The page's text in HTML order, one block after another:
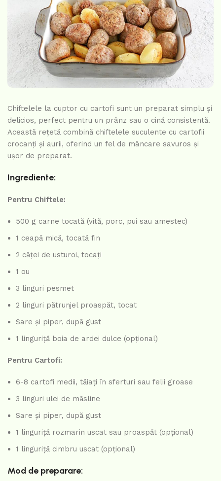
Chiftelele la cuptor cu cartofi sunt un preparat simplu și
delicios, perfect pentru un prânz sau o cină consistentă.
Această rețetă combină chiftelele suculente cu cartofii
crocanți și aurii, oferind un fel de mâncare savuros și
ușor de preparat.
Ingrediente:
Pentru Chiftele:
500 g carne tocată (vită, porc, pui sau amestec)
1 ceapă mică, tocată fin
2 căței de usturoi, tocați
1 ou
3 linguri pesmet
2 linguri pătrunjel proaspăt, tocat
Sare și piper, după gust
1 linguriță boia de ardei dulce (opțional)
Pentru Cartofi:
6-8 cartofi medii, tăiați în sferturi sau felii groase
3 linguri ulei de măsline
Sare și piper, după gust
1 linguriță rozmarin uscat sau proaspăt (opțional)
1 linguriță cimbru uscat (opțional)
Mod de preparare: